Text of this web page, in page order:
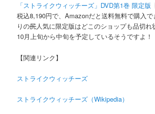
「ストライクウィッチーズ」DVD第1巻 限定版
税込8,190円で、Amazonだと送料無料で購入で
りの尻人気に限定版はどこのショップも品切れ
10月上旬から中旬を予定しているそうですよ！
【関連リンク】
ストライクウィッチーズ
ストライクウィッチーズ（Wikipedia）